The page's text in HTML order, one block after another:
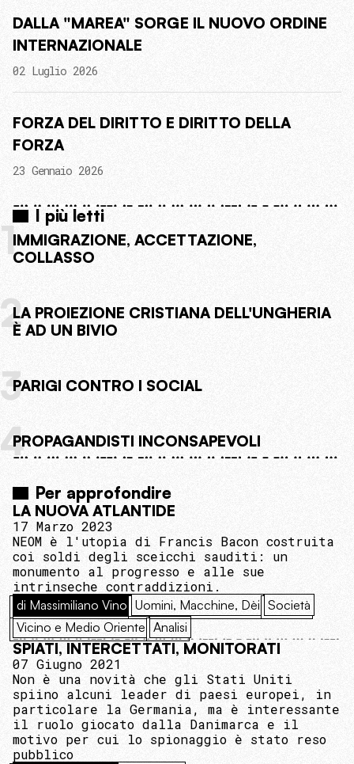
DALLA "MAREA" SORGE IL NUOVO ORDINE
INTERNAZIONALE
02 Luglio 2026
FORZA DEL DIRITTO E DIRITTO DELLA
FORZA
23 Gennaio 2026
I più letti
1IMMIGRAZIONE, ACCETTAZIONE,
COLLASSO
2LA PROIEZIONE CRISTIANA DELL'UNGHERIA
È AD UN BIVIO
3PARIGI CONTRO I SOCIAL
4PROPAGANDISTI INCONSAPEVOLI
Per approfondire
LA NUOVA ATLANTIDE
17 Marzo 2023
NEOM è l'utopia di Francis Bacon costruita
coi soldi degli sceicchi sauditi: un
monumento al progresso e alle sue
intrinseche contraddizioni.
di Massimiliano Vino Uomini, Macchine, Dèi Società
Vicino e Medio Oriente Analisi
SPIATI, INTERCETTATI, MONITORATI
07 Giugno 2021
Non è una novità che gli Stati Uniti
spiino alcuni leader di paesi europei, in
particolare la Germania, ma è interessante
il ruolo giocato dalla Danimarca e il
motivo per cui lo spionaggio è stato reso
pubblico